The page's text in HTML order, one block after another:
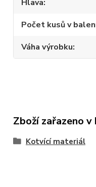
Hlava
Počet kusů v
Váha výrobku
Zboží zařazeno
Kotvící materiál